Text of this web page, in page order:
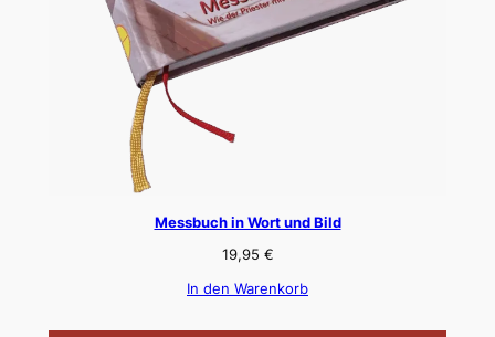
Messbuch in Wort und Bild
19,95 €
In den Warenkorb